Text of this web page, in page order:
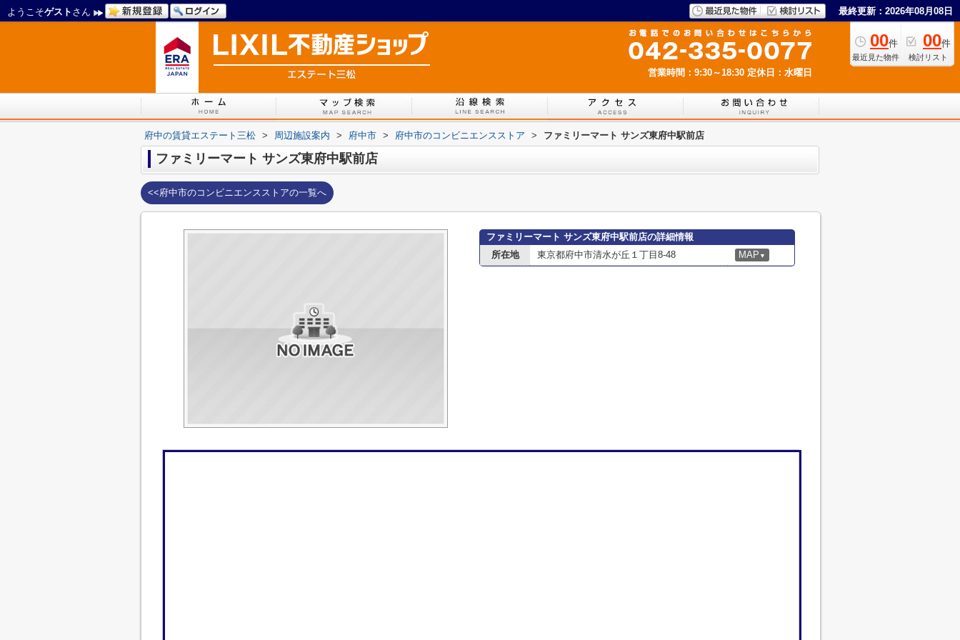
ようこそゲスト さん 最終更新：2026年08月08日
00件
最近見た物件
00件
検討リスト
営業時間：9:30～18:30 定休日：水曜日
府中の賃貸エステート三松 > 周辺施設案内 > 府中市 > 府中市のコンビニエンスストア > ファミリーマート サンズ東府中駅前店
ファミリーマート サンズ東府中駅前店
<<府中市のコンビニエンスストアの一覧へ
ファミリーマート サンズ東府中駅前店の詳細情報
所在地
東京都府中市清水が丘１丁目8-48 MAP ▼